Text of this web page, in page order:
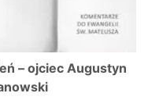
– ojciec Augustyn